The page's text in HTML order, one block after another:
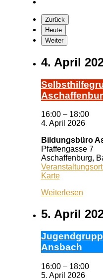
Zurück
Heute
Weiter
4. April
16:00 – 18:00
4. April 2026
Bildungsbüro
Pfaffengasse 7
Aschaffenburg,
KarteBildungsbüro
Weiterlesen
5. April
Ans­bach
16:00 – 18:00
5. April 2026